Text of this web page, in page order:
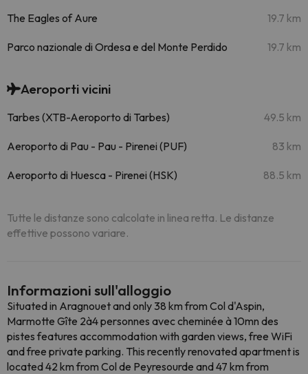
The Eagles of Aure 19.7 km
Parco nazionale di Ordesa e del Monte Perdido 19.7 km
Aeroporti vicini
Tarbes (XTB-Aeroporto di Tarbes) 49.5 km
Aeroporto di Pau - Pau - Pirenei (PUF) 83 km
Aeroporto di Huesca - Pirenei (HSK) 88.5 km
Tutte le distanze sono calcolate in linea retta. Le distanze
effettive possono variare.
Informazioni sull'alloggio
Situated in Aragnouet and only 38 km from Col d'Aspin,
Marmotte Gîte 2à4 personnes avec cheminée à 10mn des
pistes features accommodation with garden views, free WiFi
and free private parking. This recently renovated apartment is
located 42 km from Col de Peyresourde and 47 km from